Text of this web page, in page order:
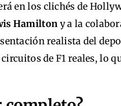
en los clichés de
Hamilton y a la
realista del
de F1 reales, lo